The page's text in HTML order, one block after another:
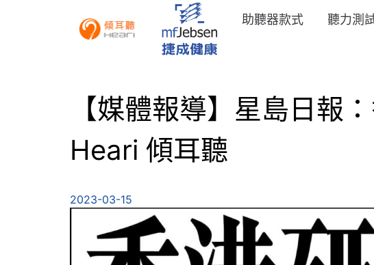
助聽器款式 聽力測
【媒體報導】星島日報
Heari 傾耳聽
2023-03-15